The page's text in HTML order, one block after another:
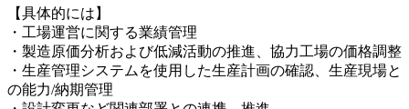
【具体的には】
・工場運営に関する業績管理
・製造原価分析および低減活動の推進、協力工場の価格調整
・生産管理システムを使用した生産計画の確認、生産現場と
の能力/納期管理